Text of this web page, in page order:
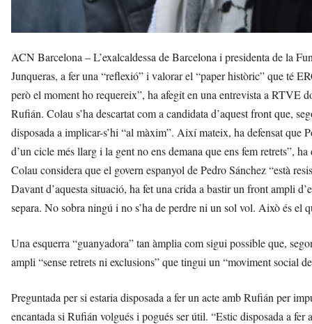
ACN Barcelona – L’exalcaldessa de Barcelona i presidenta de la
Junqueras, a fer una “reflexió” i valorar el “paper històric” que té
però el moment ho requereix”, ha afegit en una entrevista a RTVE
Rufián. Colau s’ha descartat com a candidata d’aquest front que,
disposada a implicar-s’hi “al màxim”. Així mateix, ha defensat que
d’un cicle més llarg i la gent no ens demana que ens fem retrets”, ha
Colau considera que el govern espanyol de Pedro Sánchez “està
Davant d’aquesta situació, ha fet una crida a bastir un front ampli
separa. No sobra ningú i no s’ha de perdre ni un sol vol. Això és el
Una esquerra “guanyadora” tan àmplia com sigui possible que,
ampli “sense retrets ni exclusions” que tingui un “moviment social
Preguntada per si estaria disposada a fer un acte amb Rufián per
encantada si Rufián volgués i pogués ser útil. “Estic disposada a fer